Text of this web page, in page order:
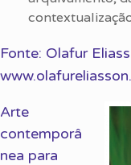
Fonte: Olafur
Arte
contemporâ
nea para